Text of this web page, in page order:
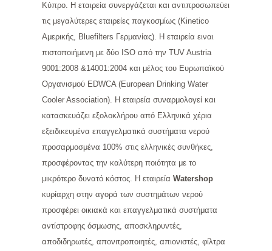
Κύπρο. Η εταιρεία συνεργάζεται και αντιπροσωπεύει
τις μεγαλύτερες εταιρείες παγκοσμίως (Kinetico
Αμερικής, Bluefilters Γερμανίας). Η εταιρεία ειναι
πιστοποιήμενη με δύο ISO από την TUV Austria
9001:2008 &14001:2004 και μέλος του Ευρωπαϊκού
Οργανισμού EDWCA (European Drinking Water
Cooler Association). Η εταιρεία συναρμολογεί και
κατασκευάζει εξολοκλήρου από Ελληνικά χέρια
εξειδικευμένα επαγγελματικά συστήματα νερού
προσαρμοσμένα 100% στις ελληνικές συνθήκες,
προσφέροντας την καλύτερη ποιότητα με το
μικρότερο δυνατό κόστος. Η εταιρεία Watershop
κυρίαρχη στην αγορά των συστημάτων νερού
προσφέρει οικιακά και επαγγελματικά συστήματα
αντίστροφης όσμωσης, αποσκληρυντές,
αποδιδηρωτές, απονιτροποιητές, απιονιστές, φίλτρα